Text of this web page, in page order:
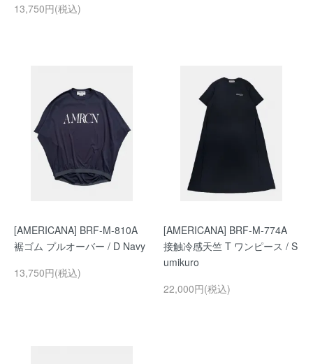
13,750円(税込)
[AMERICANA] BRF-M-810A
裾ゴム プルオーバー / D Navy
13,750円(税込)
[AMERICANA] BRF-M-774A
接触冷感天竺 T ワンピース / S
umikuro
22,000円(税込)